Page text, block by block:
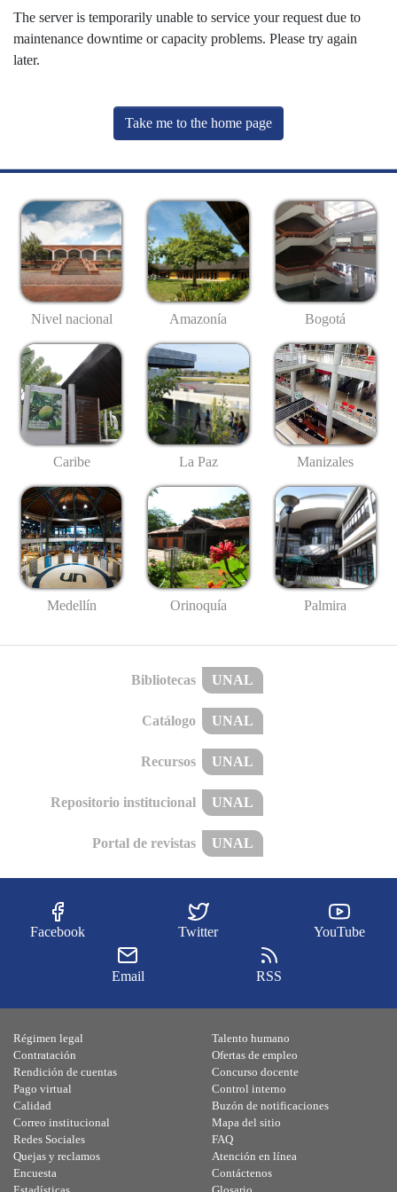
The server is temporarily unable to service your request due to
maintenance downtime or capacity problems. Please try again
later.
Take me to the home page
Nivel nacional Amazonía Bogotá
Caribe La Paz Manizales
Medellín Orinoquía Palmira
Bibliotecas UNAL
Catálogo UNAL
Recursos UNAL
Repositorio institucional UNAL
Portal de revistas UNAL
Facebook Twitter YouTube
Email RSS
Régimen legal
Contratación
Rendición de cuentas
Pago virtual
Calidad
Talento humano
Ofertas de empleo
Concurso docente
Control interno
Buzón de notificaciones
Correo institucional
Redes Sociales
Quejas y reclamos
Encuesta
Mapa del sitio
FAQ
Atención en línea
Contáctenos